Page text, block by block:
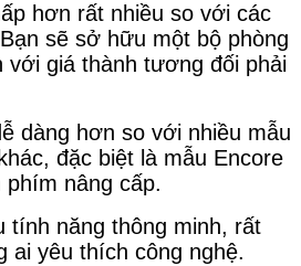
hơn rất nhiều so với các
sẽ sở hữu một bộ phòng
với giá thành tương đối phải
dàng hơn so với nhiều mẫu
đặc biệt là mẫu Encore
nâng cấp.
tính năng thông minh, rất
ai yêu thích công nghệ.